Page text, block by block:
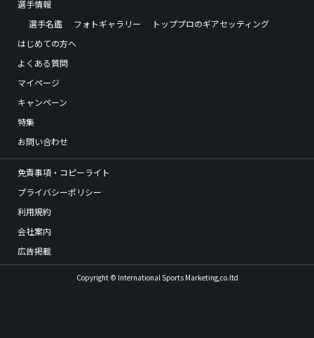
選手情報
選手名鑑
フォトギャラリー
トッププロのギアセッティング
はじめての方へ
よくある質問
マイページ
キャンペーン
特集
お問い合わせ
免責事項・コピーライト
プライバシーポリシー
利用規約
会社案内
広告掲載
Copyright © International Sports Marketing,co.ltd